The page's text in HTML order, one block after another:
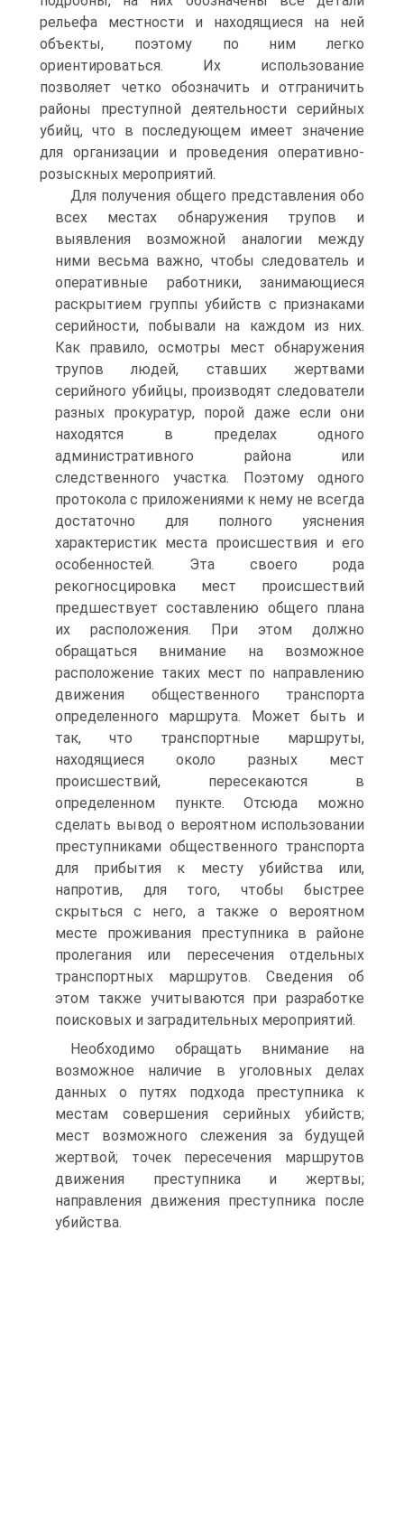
рельефа местности и находящиеся на ней
объекты, поэтому по ним легко
ориентироваться. Их использование
позволяет четко обозначить и отграничить
районы преступной деятельности серийных
убийц, что в последующем имеет значение
для организации и проведения оперативно-
розыскных мероприятий.
Для получения общего представления обо
всех местах обнаружения трупов и
выявления возможной аналогии между
ними весьма важно, чтобы следователь и
оперативные работники, занимающиеся
раскрытием группы убийств с признаками
серийности, побывали на каждом из них.
Как правило, осмотры мест обнаружения
трупов людей, ставших жертвами
серийного убийцы, производят следователи
разных прокуратур, порой даже если они
находятся в пределах одного
административного района или
следственного участка. Поэтому одного
протокола с приложениями к нему не всегда
достаточно для полного уяснения
характеристик места происшествия и его
особенностей. Эта своего рода
рекогносцировка мест происшествий
предшествует составлению общего плана
их расположения. При этом должно
обращаться внимание на возможное
расположение таких мест по направлению
движения общественного транспорта
определенного маршрута. Может быть и
так, что транспортные маршруты,
находящиеся около разных мест
происшествий, пересекаются в
определенном пункте. Отсюда можно
сделать вывод о вероятном использовании
преступниками общественного транспорта
для прибытия к месту убийства или,
напротив, для того, чтобы быстрее
скрыться с него, а также о вероятном
месте проживания преступника в районе
пролегания или пересечения отдельных
транспортных маршрутов. Сведения об
этом также учитываются при разработке
поисковых и заградительных мероприятий.
Необходимо обращать внимание на
возможное наличие в уголовных делах
данных о путях подхода преступника к
местам совершения серийных убийств;
мест возможного слежения за будущей
жертвой; точек пересечения маршрутов
движения преступника и жертвы;
направления движения преступника после
убийства.